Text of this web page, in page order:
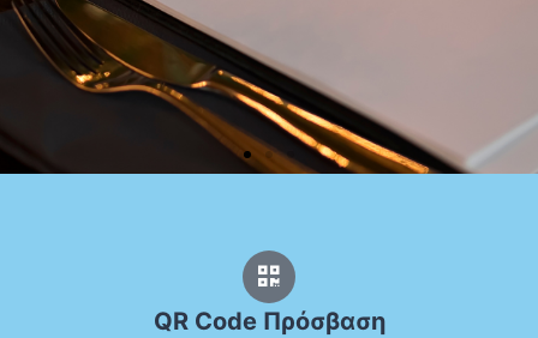
Beach Bar e-menu
QR Code Πρόσβαση